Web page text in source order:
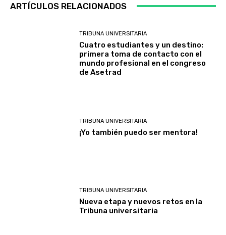
ARTÍCULOS RELACIONADOS
TRIBUNA UNIVERSITARIA
Cuatro estudiantes y un destino:
primera toma de contacto con el
mundo profesional en el congreso
de Asetrad
TRIBUNA UNIVERSITARIA
¡Yo también puedo ser mentora!
TRIBUNA UNIVERSITARIA
Nueva etapa y nuevos retos en la
Tribuna universitaria